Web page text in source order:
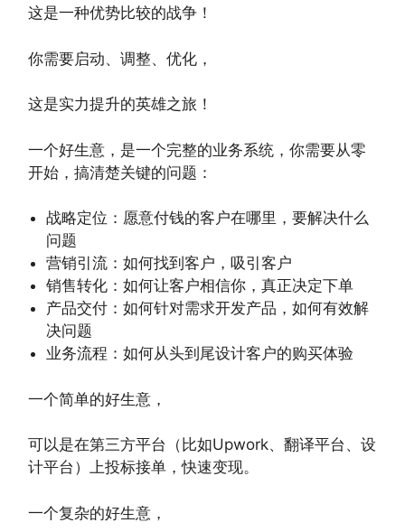
这是一种优势比较的战争！
你需要启动、调整、优化，
这是实力提升的英雄之旅！
一个好生意，是一个完整的业务系统，你需要从零
开始，搞清楚关键的问题：
战略定位：愿意付钱的客户在哪里，要解决什么
问题
营销引流：如何找到客户，吸引客户
销售转化：如何让客户相信你，真正决定下单
产品交付：如何针对需求开发产品，如何有效解
决问题
业务流程：如何从头到尾设计客户的购买体验
一个简单的好生意，
可以是在第三方平台（比如Upwork、翻译平台、设
计平台）上投标接单，快速变现。
一个复杂的好生意，